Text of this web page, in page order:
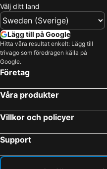
Välj ditt land
Lägg till på Google
Hitta våra resultat enkelt: Lägg till
trivago som föredragen källa på
Google.
Företag
Våra produkter
Villkor och policyer
Support